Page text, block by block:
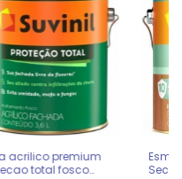
acrilico premium
total fosco
Seca